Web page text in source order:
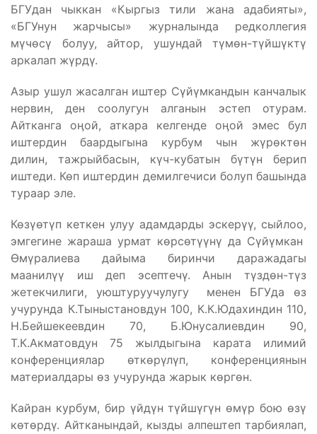
БГУдан чыккан «Кыргыз тили жана адабияты»,
«БГУнун жарчысы» журналында редколлегия
мүчөсү болуу, айтор, ушундай түмөн-түйшүктү
аркалап жүрдү.
Азыр ушул жасалган иштер Сүйүмкандын канчалык
нервин, ден соолугун алганын эстеп отурам.
Айтканга оӊой, аткара келгенде оӊой эмес бул
иштердин баардыгына курбум чын жүрөктөн
дилин, тажрыйбасын, күч-кубатын бүтүн берип
иштеди. Көп иштердин демилгечиси болуп башында
тураар эле.
Көзүөтүп кеткен улуу адамдарды эскерүү, сыйлоо,
эмгегине жараша урмат көрсөтүүнү да Сүйүмкан
Өмүралиева дайыма биринчи даражадагы
маанилүү иш деп эсептечү. Анын түздөн-түз
жетекчилиги, уюштуруучулугу менен БГУда өз
учурунда К.Тыныстановдун 100, К.К.Юдахиндин 110,
Н.Бейшекеевдин 70, Б.Юнусалиевдин 90,
Т.К.Акматовдун 75 жылдыгына карата илимий
конференциялар өткөрүлүп, конференциянын
материалдары өз учурунда жарык көргөн.
Кайран курбум, бир үйдүн түйшүгүн өмүр бою өзү
көтөрдү. Айтканындай, кызды алпештеп тарбиялап,